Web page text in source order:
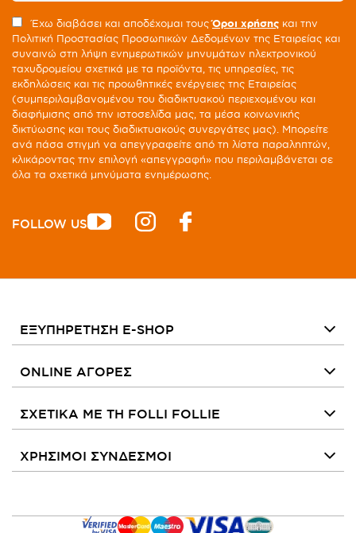
Έχω διαβάσει και αποδέχομαι τουςΌροι χρήσης και την
Πολιτική Προστασίας Προσωπικών Δεδομένων της Εταιρείας και
συναινώ στη λήψη ενημερωτικών μηνυμάτων ηλεκτρονικού
ταχυδρομείου σχετικά με τα προϊόντα, τις υπηρεσίες, τις
εκδηλώσεις και τις προωθητικές ενέργειες της Εταιρείας
(συμπεριλαμβανομένου του διαδικτυακού περιεχομένου και
διαφήμισης από την ιστοσελίδα μας, τα μέσα κοινωνικής
δικτύωσης και τους διαδικτυακούς συνεργάτες μας). Μπορείτε
ανά πάσα στιγμή να απεγγραφείτε από τη λίστα παραληπτών,
κλικάροντας την επιλογή «απεγγραφή» που περιλαμβάνεται σε
όλα τα σχετικά μηνύματα ενημέρωσης.
FOLLOW US
ΕΞΥΠΗΡΕΤΗΣΗ E-SHOP
ONLINE ΑΓΟΡΕΣ
ΣΧΕΤΙΚΑ ΜΕ ΤΗ FOLLI FOLLIE
ΧΡΗΣΙΜΟΙ ΣΥΝΔΕΣΜΟΙ